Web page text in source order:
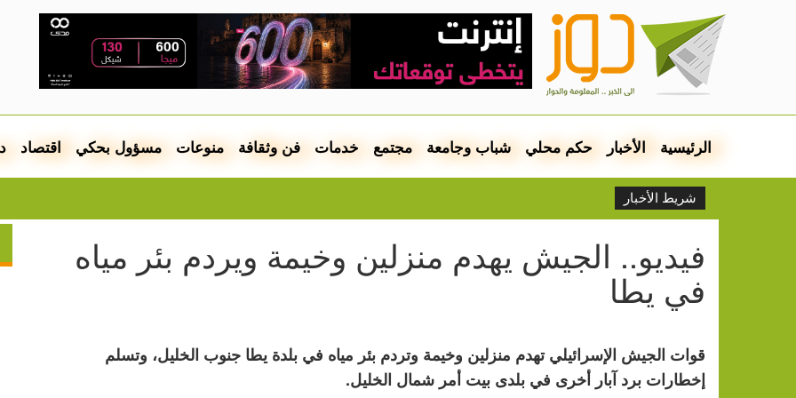
الرئيسية الأخبار حكم محلي شباب وجامعة مجتمع خدمات فن وثقافة منوعات مسؤول بحكي اقتصاد
شريط الأخبار
فيديو.. الجيش يهدم منزلين وخيمة ويردم بئر مياه
في يطا
قوات الجيش الإسرائيلي تهدم منزلين وخيمة وتردم بئر مياه في بلدة يطا جنوب الخليل، وتسلم
إخطارات برد آبار أخرى في بلدى بيت أمر شمال الخليل.